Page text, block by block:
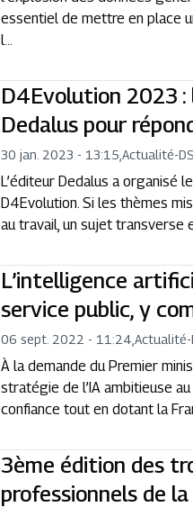
essentiel de mettre en place
l...
D4Evolution 2023 :
Dedalus pour
30 jan. 2023 - 13:15 ,Actualité-
L’éditeur Dedalus a organisé
D4Evolution. Si les thèmes
au travail, un sujet transverse
L’intelligence
service public, y
06 sept. 2022 - 11:24 ,Actualité-
À la demande du Premier
stratégie de l’IA ambitieuse
confiance tout en dotant la
3ème édition des
professionnels de